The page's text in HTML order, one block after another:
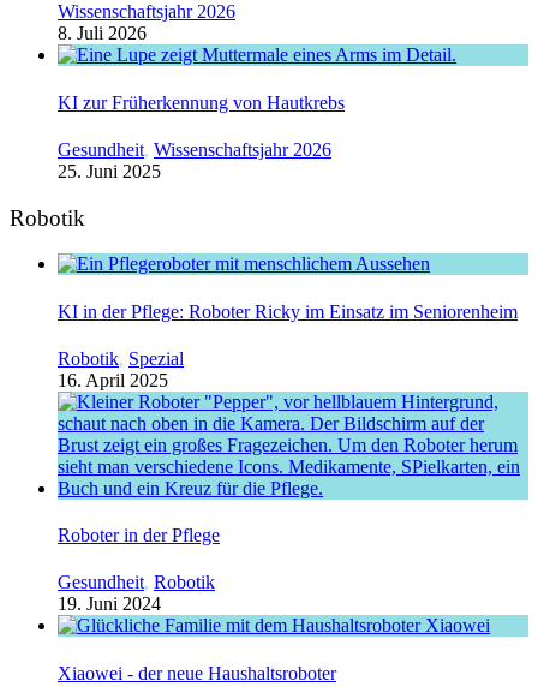
Wissenschaftsjahr 2026
8. Juli 2026
KI zur Früherkennung von Hautkrebs
Gesundheit, Wissenschaftsjahr 2026
25. Juni 2025
Robotik
KI in der Pflege: Roboter Ricky im Einsatz im Seniorenheim
Robotik, Spezial
16. April 2025
Roboter in der Pflege
Gesundheit, Robotik
19. Juni 2024
Xiaowei - der neue Haushaltsroboter